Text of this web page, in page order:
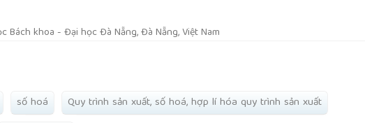
Bách khoa - Đại học Đà Nẵng, Đà Nẵng, Việt Nam
số hoá
Quy trình sản xuất, số hoá, hợp lí hóa quy trình sản xuất